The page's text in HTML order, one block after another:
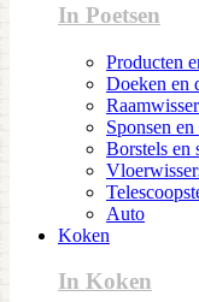
In Poetsen
Producten
Doeken en
Sponsen en
Borstels en
Auto
Koken
In Koken